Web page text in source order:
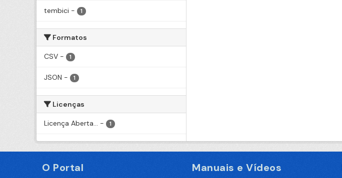
tembici - 1
Formatos
CSV - 1
JSON - 1
Licenças
Licença Aberta... - 1
O Portal Manuais e Vídeos